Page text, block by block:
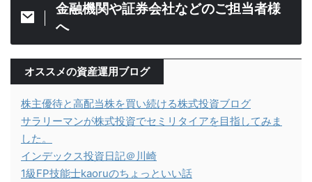
金融機関や証券会社などのご担当者様
へ
オススメの資産運用ブログ
株主優待と高配当株を買い続ける株式投資ブログ
サラリーマンが株式投資でセミリタイアを目指してみま
した。
インデックス投資日記＠川崎
1級FP技能士kaoruのちょっといい話